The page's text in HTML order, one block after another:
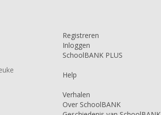
Registreren
Inloggen
SchoolBANK PLUS
Help
Verhalen
Over SchoolBANK